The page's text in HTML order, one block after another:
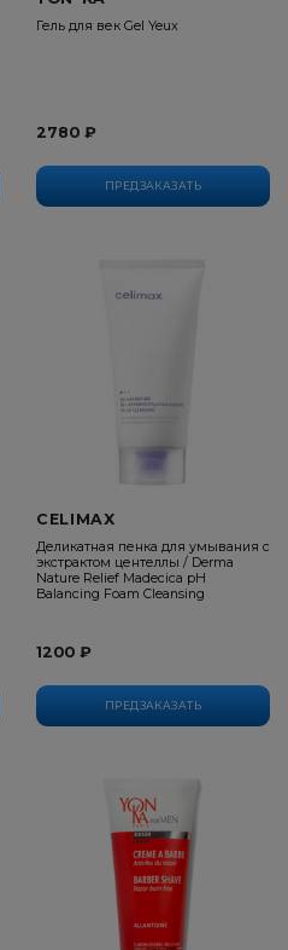
ПРЕДЗАКАЗАТЬ
Гель для век Gel Yeux
2780 ₽
ПРЕДЗАКАЗАТЬ
CELIMAX
Деликатная пенка для умывания с
экстрактом центеллы / Derma
Nature Relief Madecica pH
Balancing Foam Cleansing
1200 ₽